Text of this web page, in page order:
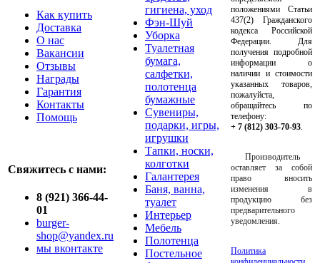
Как купить
Доставка
О нас
Вакансии
Отзывы
Награды
Гарантия
Контакты
Помощь
Свяжитесь с нами:
8 (921) 366-44-
01
burger-
shop@yandex.ru
мы вконтакте
гигиена, уход
Фэн-Шуй
Уборка
Туалетная
бумага,
салфетки,
полотенца
бумажные
Сувениры,
подарки, игры,
игрушки
Тапки, носки,
колготки
Галантерея
Баня, ванна,
туалет
Интерьер
Мебель
Полотенца
Постельное
положениями Статьи
437(2) Гражданского
кодекса Российской
Федерации. Для
получения подробной
информации о
наличии и стоимости
указанных товаров,
пожалуйста,
обращайтесь по
телефону:
+ 7 (812) 303-70-93
Производитель
оставляет за собой
право вносить
изменения в
продукцию без
предварительного
уведомления.
Политика